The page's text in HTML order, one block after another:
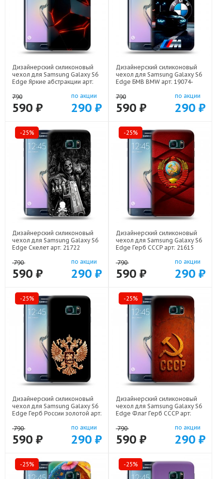
Дизайнерский силиконовый
чехол для Samsung Galaxy S6
Edge Яркие абстракции арт:
790
590 ₽
по акции
290 ₽
Дизайнерский силиконовый
чехол для Samsung Galaxy S6
Edge БМВ BMW арт: 19074-
790
590 ₽
по акции
290 ₽
-25%
Дизайнерский силиконовый
чехол для Samsung Galaxy S6
Edge Скелет арт: 21722
790
590 ₽
по акции
290 ₽
-25%
Дизайнерский силиконовый
чехол для Samsung Galaxy S6
Edge Герб СССР арт: 21615
790
590 ₽
по акции
290 ₽
-25%
Дизайнерский силиконовый
чехол для Samsung Galaxy S6
Edge Герб России золотой арт:
790
590 ₽
по акции
290 ₽
-25%
Дизайнерский силиконовый
чехол для Samsung Galaxy S6
Edge Флаг Герб СССР арт:
790
590 ₽
по акции
290 ₽
-25% -25%